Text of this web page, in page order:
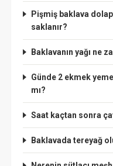
Pişmiş baklava
saklanır?
Baklavanın yağı ne
Günde 2 ekmek
mı?
Saat kaçtan sonra
Baklavada tereyağ